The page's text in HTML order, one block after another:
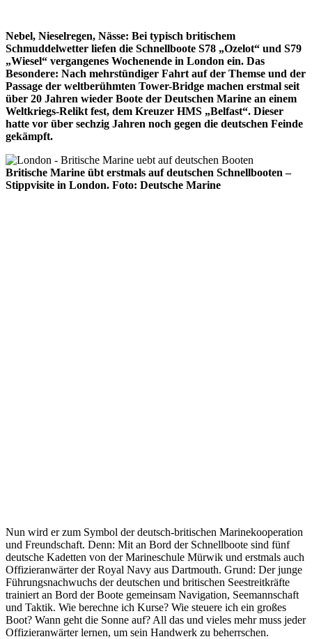
Nebel, Nieselregen, Nässe: Bei typisch britischem
Schmuddelwetter liefen die Schnellboote S78 „Ozelot“ und S79
„Wiesel“ vergangenes Wochenende in London ein. Das
Besondere: Nach mehrstündiger Fahrt auf der Themse und der
Passage der weltberühmten Tower-Bridge machen erstmal seit
über 20 Jahren wieder Boote der Deutschen Marine an einem
Weltkriegs-Relikt fest, dem Kreuzer HMS „Belfast“. Dieser
hatte vor über sechzig Jahren noch gegen die deutschen Feinde
gekämpft.
Britische Marine übt erstmals auf deutschen Schnellbooten –
Stippvisite in London. Foto: Deutsche Marine
Nun wird er zum Symbol der deutsch-britischen Marinekooperation
und Freundschaft. Denn: Mit an Bord der Schnellboote sind fünf
deutsche Kadetten von der Marineschule Mürwik und erstmals auch
Offizieranwärter der Royal Navy aus Dartmouth. Grund: Der junge
Führungsnachwuchs der deutschen und britischen Seestreitkräfte
trainiert an Bord der Boote gemeinsam Navigation, Seemannschaft
und Taktik. Wie berechne ich Kurse? Wie steuere ich ein großes
Boot? Wann geht die Sonne auf? All das und vieles mehr muss jeder
Offizieranwärter lernen, um sein Handwerk zu beherrschen.